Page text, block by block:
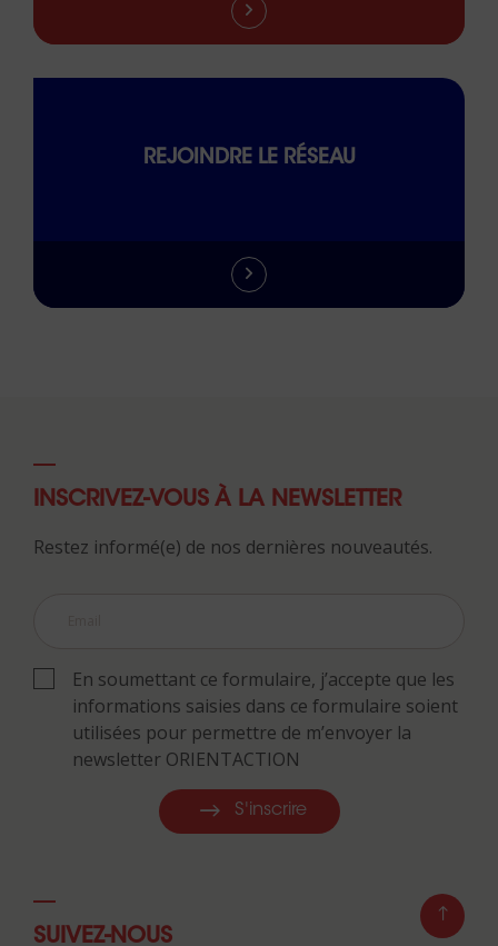
REJOINDRE LE RÉSEAU
INSCRIVEZ-VOUS À LA NEWSLETTER
Restez informé(e) de nos dernières nouveautés.
En soumettant ce formulaire, j’accepte que les
informations saisies dans ce formulaire soient
utilisées pour permettre de m’envoyer la
newsletter ORIENTACTION
S'inscrire
SUIVEZ-NOUS